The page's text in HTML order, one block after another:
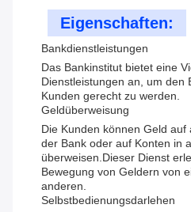
Eigenschaften:
Bankdienstleistungen
Das Bankinstitut bietet eine
Dienstleistungen an, um den
Kunden gerecht zu werden.
Geldüberweisung
Die Kunden können Geld
der Bank oder auf Konten in
überweisen.Dieser Dienst
Bewegung von Geldern von
anderen.
Selbstbedienungsdarlehen